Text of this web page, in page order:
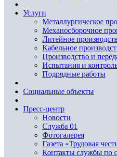
Услуги
Металлургическое
Механосборочное
Литейное
Кабельное
Производство и
Испытания и
Подрядные работы
Социальные объекты
Пресс-центр
Новости
Служба 01
Фотогалерея
Газета «Трудовая
Контакты службы по